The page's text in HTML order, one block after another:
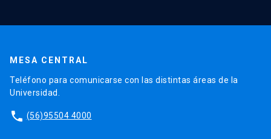
MESA CENTRAL
Teléfono para comunicarse con las distintas áreas de la
Universidad.
phone (56)95504 4000